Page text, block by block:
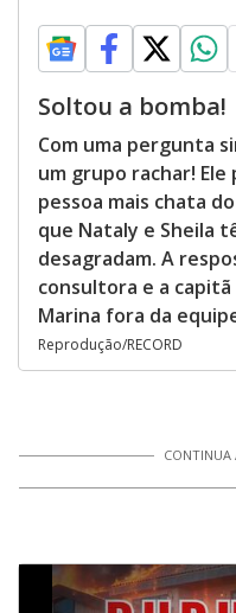
Soltou a bomba!
Com uma pergunta
um grupo rachar!
pessoa mais chata
que Nataly e Sheila
desagradam. A
consultora e a
Marina fora da
Reprodução/RECORD
CONTINUA